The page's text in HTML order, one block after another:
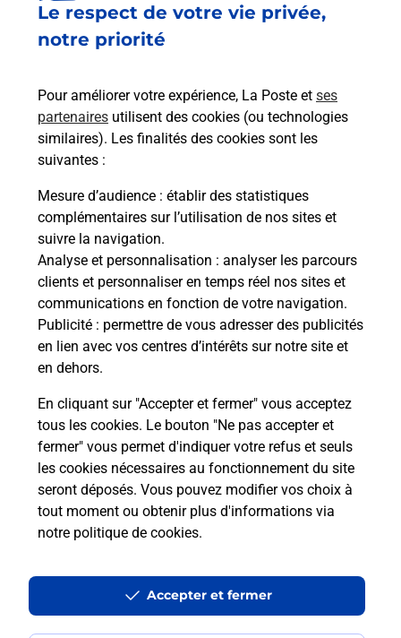
Le respect de votre vie privée,
notre priorité
Pour améliorer votre expérience, La Poste et ses
partenaires utilisent des cookies (ou technologies
similaires). Les finalités des cookies sont les
suivantes :
Mesure d’audience : établir des statistiques
complémentaires sur l’utilisation de nos sites et
suivre la navigation.
Analyse et personnalisation : analyser les parcours
clients et personnaliser en temps réel nos sites et
communications en fonction de votre navigation.
Publicité : permettre de vous adresser des publicités
en lien avec vos centres d’intérêts sur notre site et
en dehors.
En cliquant sur "Accepter et fermer" vous acceptez
tous les cookies. Le bouton "Ne pas accepter et
fermer" vous permet d'indiquer votre refus et seuls
les cookies nécessaires au fonctionnement du site
seront déposés. Vous pouvez modifier vos choix à
tout moment ou obtenir plus d'informations via
notre politique de cookies.
Accepter et fermer
Boîte aux lettres La Poste
Village
20240 Chisa
Le lien s'ouvre dans un nouvel onglet
Boîte aux Lettres La Poste
Prochaine collecte du courriersamedi à 09h00
Campulongu
20240 Chisa
Le lien s'ouvre dans un nouvel onglet
Localiser Liste Boîtes aux lettres Haute-Corse Chisa
Accessibilité : partiellement conforme
Conditions contractuelles